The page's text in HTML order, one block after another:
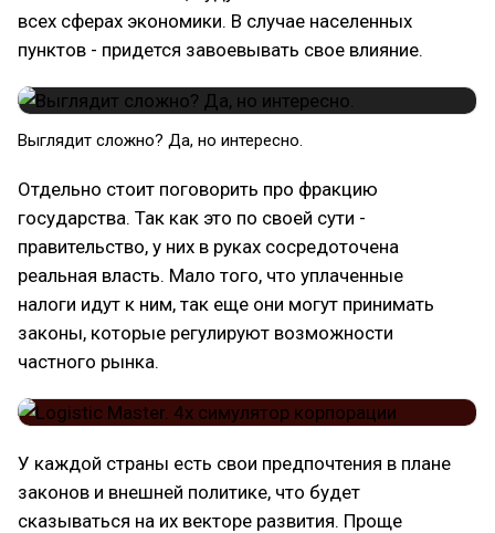
всех сферах экономики. В случае населенных
пунктов - придется завоевывать свое влияние.
Выглядит сложно? Да, но интересно.
Отдельно стоит поговорить про фракцию
государства. Так как это по своей сути -
правительство, у них в руках сосредоточена
реальная власть. Мало того, что уплаченные
налоги идут к ним, так еще они могут принимать
законы, которые регулируют возможности
частного рынка.
У каждой страны есть свои предпочтения в плане
законов и внешней политике, что будет
сказываться на их векторе развития. Проще